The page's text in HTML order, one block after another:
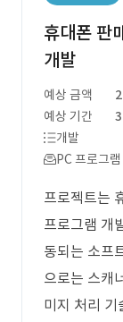
휴대폰 판
개발
예상 금액
예상 기간
개발
PC 프로그램
프로젝트는
프로그램 개
동되는 소프
으로는 스캐
미지 처리 기